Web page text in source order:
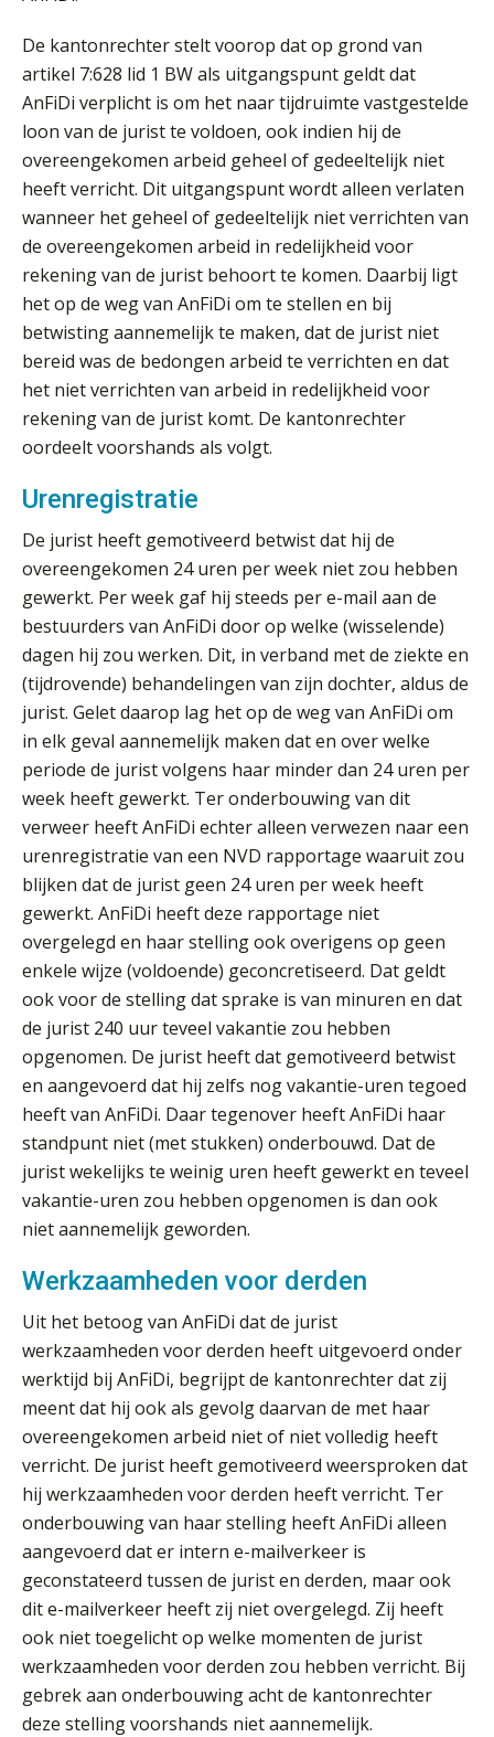
De kantonrechter stelt voorop dat op grond van
artikel 7:628 lid 1 BW als uitgangspunt geldt dat
AnFiDi verplicht is om het naar tijdruimte vastgestelde
loon van de jurist te voldoen, ook indien hij de
overeengekomen arbeid geheel of gedeeltelijk niet
heeft verricht. Dit uitgangspunt wordt alleen verlaten
wanneer het geheel of gedeeltelijk niet verrichten van
de overeengekomen arbeid in redelijkheid voor
rekening van de jurist behoort te komen. Daarbij ligt
het op de weg van AnFiDi om te stellen en bij
betwisting aannemelijk te maken, dat de jurist niet
bereid was de bedongen arbeid te verrichten en dat
het niet verrichten van arbeid in redelijkheid voor
rekening van de jurist komt. De kantonrechter
oordeelt voorshands als volgt.
Urenregistratie
De jurist heeft gemotiveerd betwist dat hij de
overeengekomen 24 uren per week niet zou hebben
gewerkt. Per week gaf hij steeds per e-mail aan de
bestuurders van AnFiDi door op welke (wisselende)
dagen hij zou werken. Dit, in verband met de ziekte en
(tijdrovende) behandelingen van zijn dochter, aldus de
jurist. Gelet daarop lag het op de weg van AnFiDi om
in elk geval aannemelijk maken dat en over welke
periode de jurist volgens haar minder dan 24 uren per
week heeft gewerkt. Ter onderbouwing van dit
verweer heeft AnFiDi echter alleen verwezen naar een
urenregistratie van een NVD rapportage waaruit zou
blijken dat de jurist geen 24 uren per week heeft
gewerkt. AnFiDi heeft deze rapportage niet
overgelegd en haar stelling ook overigens op geen
enkele wijze (voldoende) geconcretiseerd. Dat geldt
ook voor de stelling dat sprake is van minuren en dat
de jurist 240 uur teveel vakantie zou hebben
opgenomen. De jurist heeft dat gemotiveerd betwist
en aangevoerd dat hij zelfs nog vakantie-uren tegoed
heeft van AnFiDi. Daar tegenover heeft AnFiDi haar
standpunt niet (met stukken) onderbouwd. Dat de
jurist wekelijks te weinig uren heeft gewerkt en teveel
vakantie-uren zou hebben opgenomen is dan ook
niet aannemelijk geworden.
Werkzaamheden voor derden
Uit het betoog van AnFiDi dat de jurist
werkzaamheden voor derden heeft uitgevoerd onder
werktijd bij AnFiDi, begrijpt de kantonrechter dat zij
meent dat hij ook als gevolg daarvan de met haar
overeengekomen arbeid niet of niet volledig heeft
verricht. De jurist heeft gemotiveerd weersproken dat
hij werkzaamheden voor derden heeft verricht. Ter
onderbouwing van haar stelling heeft AnFiDi alleen
aangevoerd dat er intern e-mailverkeer is
geconstateerd tussen de jurist en derden, maar ook
dit e-mailverkeer heeft zij niet overgelegd. Zij heeft
ook niet toegelicht op welke momenten de jurist
werkzaamheden voor derden zou hebben verricht. Bij
gebrek aan onderbouwing acht de kantonrechter
deze stelling voorshands niet aannemelijk.
ICT & AI | “Slim automatiseren begint
bij gedrag”
Private equity in accountancy: drie
spanningsvelden die het vak
veranderen
ICT & AI | “Wie bewust kiest, kiest
voor toekomstbestendigheid”
ICT & AI | Waarom inzicht nog geen
advies is
ICT & AI | De accountant als
rekenwonder
De vijf grootste uitdagingen in
capaciteitsplanning
Yousri Mandour: “Verandering begint
waar het schuurt”
Waarom het huidige verdienmodel
van accountants verleden tijd is
Wie is de eerste? De AI-revolutie
waar elk kantoor op wacht.
Hoe snellere straatjes het zicht op
datakwaliteit vertroebelen
‘De accountant is essentieel voor
ondernemers in het mkb’
Waarom een VOF-contract net zo
belangrijk is als het zakelijk plan zelf
Waarom jouw klant sneller
antwoordt via een app dan via de
mail
iXBRL controleren: wanneer moet
Het herbeleggen van de
Herinvesteringsreserve (HIR) in een
vastgoedbeleggingsfonds?
Inzicht in je organisatie: de kracht zit
in eenvoud
Ketenmachtigingen centraal beheren:
zo werkt u slimmer met eHerkenning
de autonome AI-boekhouder
De curator klopt aan: wat moet een
accountantskantoor afgeven bij een
faillissement van een klant?
Eenvoudig bankrekeningen koppelen
met Twinfield, Exact Online en